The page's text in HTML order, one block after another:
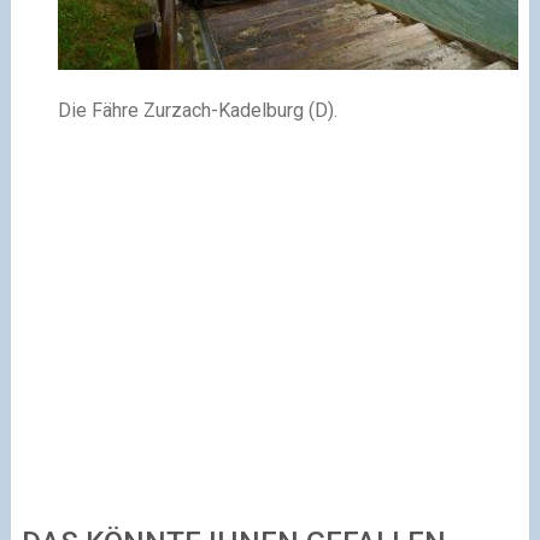
Die Fähre Zurzach-Kadelburg (D).